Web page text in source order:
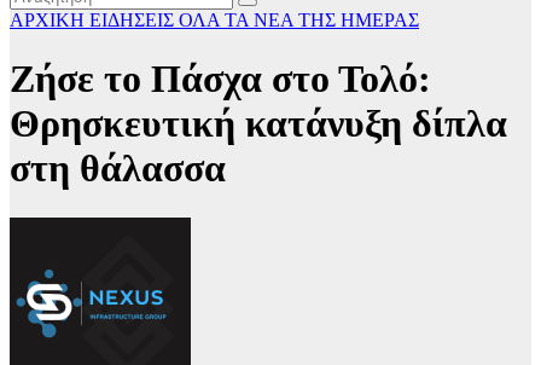
ΑΡΧΙΚΗ ΕΙΔΗΣΕΙΣ ΟΛΑ ΤΑ ΝΕΑ ΤΗΣ ΗΜΕΡΑΣ
Ζήσε το Πάσχα στο Τολό:
Θρησκευτική κατάνυξη δίπλα
στη θάλασσα